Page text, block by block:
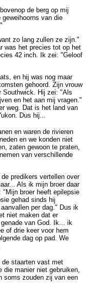
de berg op mij
van die
zo lang zullen ze zijn."
was het precies tot op het
42 inch. Ik zei: "Geloof
en hij was nog maar
gehoord. Zijn vrouw
Southwick. Hij zei: "Als
en het aan mij vragen."
weg. Dat is het land van
Dus hij...
en waren de rivieren
en we konden niet
zaten gewoon te praten,
van verschillende
predikers vertellen over
Als ik mijn broer daar
broer heeft epilepsie
gehad sinds hij
per dag." Dus ik
niet maken dat er
van God. Ik... ik
of drie keer voor hem
dag op pad. We
de staarten vast met
die manier niet gebruiken,
soms zouden zij van een